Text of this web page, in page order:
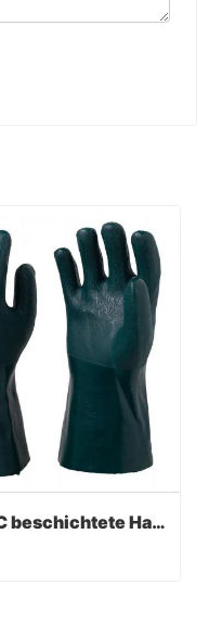
Grüne PVC beschichtete Handschuhe Sandy Finish